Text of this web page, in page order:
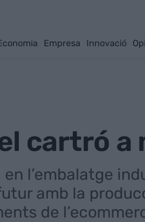
Empresa Innovació
cartró a
l’embalatge
amb la
de